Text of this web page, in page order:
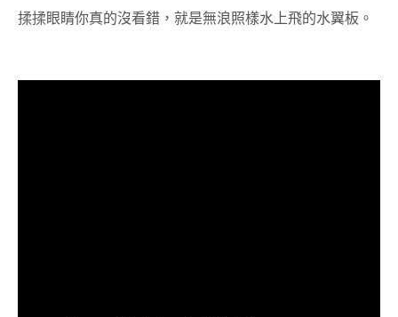
揉揉眼睛你真的沒看錯，就是無浪照樣水上飛的水翼板。